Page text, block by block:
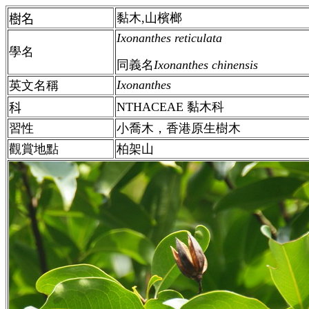
樹名 黏木,山檳榔
學名
Ixonanthes reticulata
同義名Ixonanthes chinensis
英文名稱
Ixonanthes
科
NTHACEAE 黏木科
習性
小喬木，香港原生樹木
觀賞地點
柏架山